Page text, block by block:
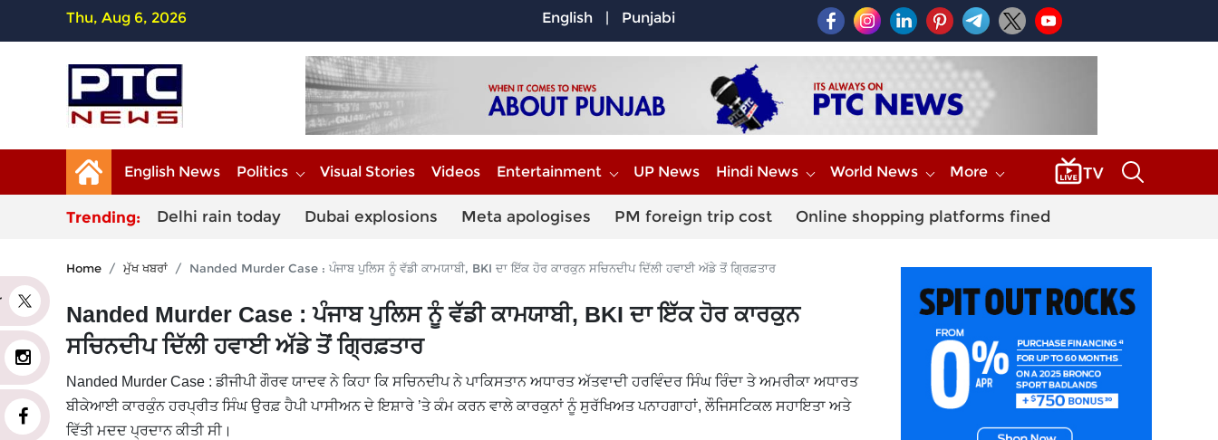
Thu, Aug 6, 2026 English | Punjabi
English News Politics Visual Stories Videos Entertainment UP News Hindi News World News More
Trending: Delhi rain today Dubai explosions Meta apologises PM foreign trip cost Online shopping platforms fined
Home ਮੁੱਖ ਖਬਰਾਂ Nanded Murder Case : ਪੰਜਾਬ ਪੁਲਿਸ ਨੂੰ ਵੱਡੀ ਕਾਮਯਾਬੀ, BKI ਦਾ ਇੱਕ ਹੋਰ ਕਾਰਕੁਨ ਸਚਿਨਦੀਪ ਦਿੱਲੀ ਹਵਾਈ ਅੱਡੇ ਤੋਂ ਗ੍ਰਿਫ਼ਤਾਰ
Nanded Murder Case : ਪੰਜਾਬ ਪੁਲਿਸ ਨੂੰ ਵੱਡੀ ਕਾਮਯਾਬੀ, BKI ਦਾ ਇੱਕ ਹੋਰ ਕਾਰਕੁਨ
ਸਚਿਨਦੀਪ ਦਿੱਲੀ ਹਵਾਈ ਅੱਡੇ ਤੋਂ ਗ੍ਰਿਫ਼ਤਾਰ
Nanded Murder Case : ਡੀਜੀਪੀ ਗੌਰਵ ਯਾਦਵ ਨੇ ਕਿਹਾ ਕਿ ਸਚਿਨਦੀਪ ਨੇ ਪਾਕਿਸਤਾਨ ਅਧਾਰਤ ਅੱਤਵਾਦੀ ਹਰਵਿੰਦਰ ਸਿੰਘ ਰਿੰਦਾ ਤੇ ਅਮਰੀਕਾ ਅਧਾਰਤ
ਬੀਕੇਆਈ ਕਾਰਕੁੰਨ ਹਰਪ੍ਰੀਤ ਸਿੰਘ ਉਰਫ਼ ਹੈਪੀ ਪਾਸੀਅਨ ਦੇ ਇਸ਼ਾਰੇ ’ਤੇ ਕੰਮ ਕਰਨ ਵਾਲੇ ਕਾਰਕੁਨਾਂ ਨੂੰ ਸੁਰੱਖਿਅਤ ਪਨਾਹਗਾਹਾਂ, ਲੌਜਿਸਟਿਕਲ ਸਹਾਇਤਾ ਅਤੇ
ਵਿੱਤੀ ਮਦਦ ਪ੍ਰਦਾਨ ਕੀਤੀ ਸੀ।